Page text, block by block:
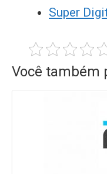
Super
Você também